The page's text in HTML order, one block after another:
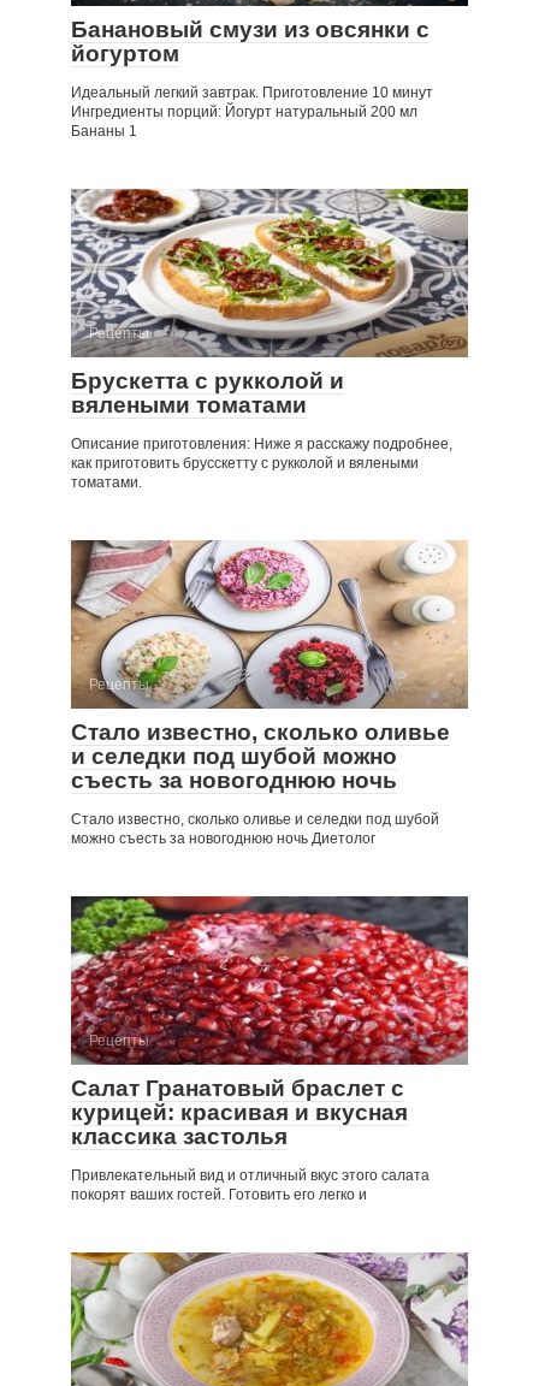
Банановый смузи из овсянки с
йогуртом
Идеальный легкий завтрак. Приготовление 10 минут
Ингредиенты порций: Йогурт натуральный 200 мл
Бананы 1
Рецепты
Брускетта с рукколой и
вялеными томатами
Описание приготовления: Ниже я расскажу подробнее,
как приготовить брусскетту с рукколой и вялеными
томатами.
Рецепты
Стало известно, сколько оливье
и селедки под шубой можно
съесть за новогоднюю ночь
Стало известно, сколько оливье и селедки под шубой
можно съесть за новогоднюю ночь Диетолог
Рецепты
Салат Гранатовый браслет с
курицей: красивая и вкусная
классика застолья
Привлекательный вид и отличный вкус этого салата
покорят ваших гостей. Готовить его легко и